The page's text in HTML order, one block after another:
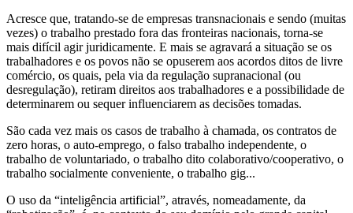
Acresce que, tratando-se de empresas transnacionais e sendo (muitas
vezes) o trabalho prestado fora das fronteiras nacionais, torna-se
mais difícil agir juridicamente. E mais se agravará a situação se os
trabalhadores e os povos não se opuserem aos acordos ditos de livre
comércio, os quais, pela via da regulação supranacional (ou
desregulação), retiram direitos aos trabalhadores e a possibilidade de
determinarem ou sequer influenciarem as decisões tomadas.
São cada vez mais os casos de trabalho à chamada, os contratos de
zero horas, o auto-emprego, o falso trabalho independente, o
trabalho de voluntariado, o trabalho dito colaborativo/cooperativo, o
trabalho socialmente conveniente, o trabalho gig...
O uso da “inteligência artificial”, através, nomeadamente, da